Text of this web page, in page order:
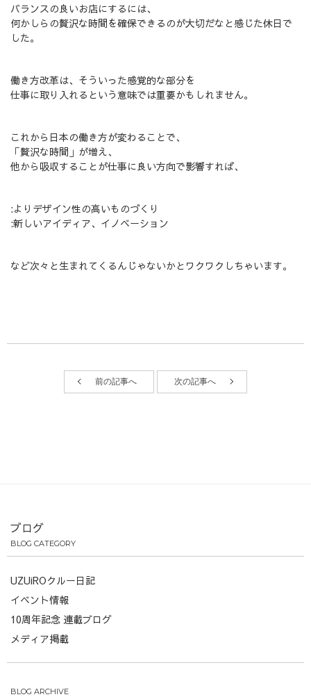
バランスの良いお店にするには、
何かしらの贅沢な時間を確保できるのが大切だなと感じた休日で
した。
働き方改革は、そういった感覚的な部分を
仕事に取り入れるという意味では重要かもしれません。
これから日本の働き方が変わることで、
「贅沢な時間」が増え、
他から吸収することが仕事に良い方向で影響すれば、
:よりデザイン性の高いものづくり
:新しいアイディア、イノベーション
など次々と生まれてくるんじゃないかとワクワクしちゃいます。
前の記事へ 次の記事へ
ブログ
BLOG CATEGORY
UZUiROクルー日記
イベント情報
10周年記念 連載ブログ
メディア掲載
BLOG ARCHIVE